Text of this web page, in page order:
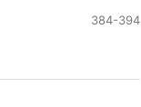
384-394